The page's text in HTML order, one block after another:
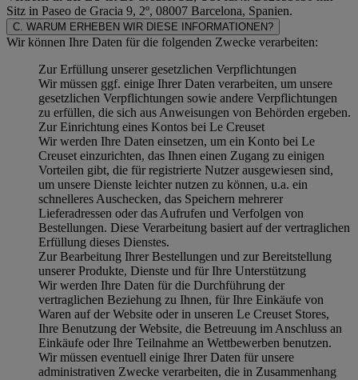
Sitz in Paseo de Gracia 9, 2º, 08007 Barcelona, Spanien.
C. WARUM ERHEBEN WIR DIESE INFORMATIONEN?
Wir können Ihre Daten für die folgenden Zwecke verarbeiten:
Zur Erfüllung unserer gesetzlichen Verpflichtungen
Wir müssen ggf. einige Ihrer Daten verarbeiten, um unsere
gesetzlichen Verpflichtungen sowie andere Verpflichtungen
zu erfüllen, die sich aus Anweisungen von Behörden ergeben.
Zur Einrichtung eines Kontos bei Le Creuset
Wir werden Ihre Daten einsetzen, um ein Konto bei Le
Creuset einzurichten, das Ihnen einen Zugang zu einigen
Vorteilen gibt, die für registrierte Nutzer ausgewiesen sind,
um unsere Dienste leichter nutzen zu können, u.a. ein
schnelleres Auschecken, das Speichern mehrerer
Lieferadressen oder das Aufrufen und Verfolgen von
Bestellungen. Diese Verarbeitung basiert auf der vertraglichen
Erfüllung dieses Dienstes.
Zur Bearbeitung Ihrer Bestellungen und zur Bereitstellung
unserer Produkte, Dienste und für Ihre Unterstützung
Wir werden Ihre Daten für die Durchführung der
vertraglichen Beziehung zu Ihnen, für Ihre Einkäufe von
Waren auf der Website oder in unseren Le Creuset Stores,
Ihre Benutzung der Website, die Betreuung im Anschluss an
Einkäufe oder Ihre Teilnahme an Wettbewerben benutzen.
Wir müssen eventuell einige Ihrer Daten für unsere
administrativen Zwecke verarbeiten, die in Zusammenhang